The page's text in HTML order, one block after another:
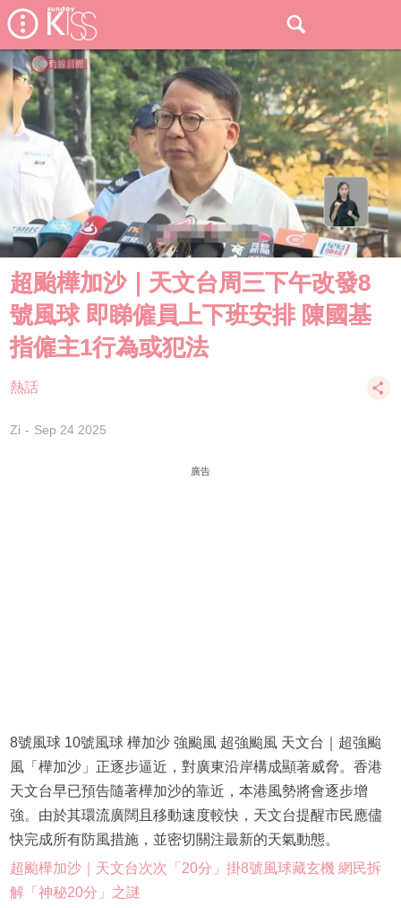
超颱樺加沙｜天文台周三下午改發8
號風球 即睇僱員上下班安排 陳國基
指僱主1行為或犯法
熱話
Zi Sep 24 2025
廣告
8號風球 10號風球 樺加沙 強颱風 超強颱風 天文台｜超強颱
風「樺加沙」正逐步逼近，對廣東沿岸構成顯著威脅。香港
天文台早已預告隨著樺加沙的靠近，本港風勢將會逐步增
強。由於其環流廣闊且移動速度較快，天文台提醒市民應儘
快完成所有防風措施，並密切關注最新的天氣動態。
超颱樺加沙｜天文台次次「20分」掛8號風球藏玄機 網民拆
解「神秘20分」之謎